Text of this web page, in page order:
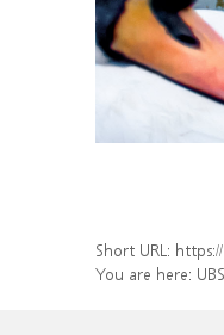
Short URL:
You are here: